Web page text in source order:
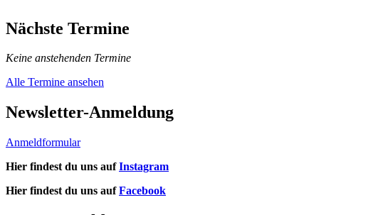
Nächste Termine
Keine anstehenden Termine
Alle Termine ansehen
Newsletter-Anmeldung
Anmeldformular
Hier findest du uns aufInstagram
Hier findest du uns aufFacebook